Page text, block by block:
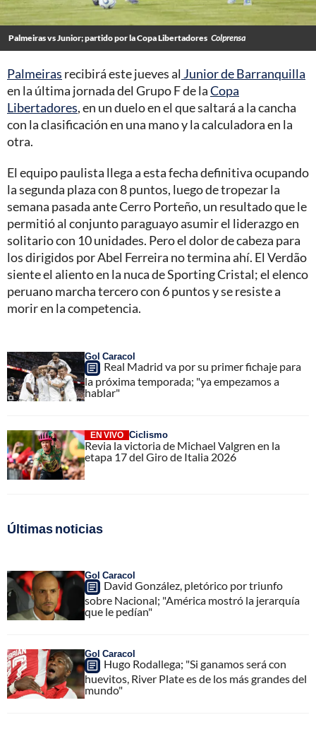
Palmeiras vs Junior; partido por la Copa Libertadores Colprensa
Palmeiras recibirá este jueves al Junior de Barranquilla
en la última jornada del Grupo F de laCopa
Libertadores, en un duelo en el que saltará a la cancha
con la clasificación en una mano y la calculadora en la
otra.
El equipo paulista llega a esta fecha definitiva ocupando
la segunda plaza con 8 puntos, luego de tropezar la
semana pasada ante Cerro Porteño, un resultado que le
permitió al conjunto paraguayo asumir el liderazgo en
solitario con 10 unidades. Pero el dolor de cabeza para
los dirigidos por Abel Ferreira no termina ahí. El Verdão
siente el aliento en la nuca de Sporting Cristal; el elenco
peruano marcha tercero con 6 puntos y se resiste a
morir en la competencia.
Gol Caracol
Real Madrid va por su primer fichaje para
la próxima temporada; "ya empezamos a
hablar"
EN VIVO Ciclismo
Revia la victoria de Michael Valgren en la
etapa 17 del Giro de Italia 2026
Últimas noticias
Gol Caracol
David González, pletórico por triunfo
sobre Nacional; "América mostró la jerarquía
que le pedían"
Gol Caracol
Hugo Rodallega; "Si ganamos será con
huevitos, River Plate es de los más grandes del
mundo"